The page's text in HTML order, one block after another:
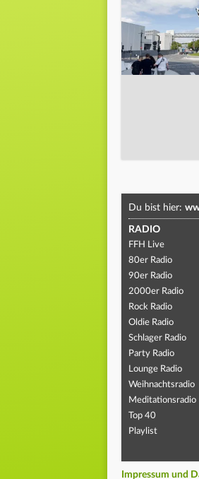
Du bist hier:
RADIO
FFH Live
80er Radio
90er Radio
2000er Radio
Rock Radio
Oldie Radio
Schlager Radio
Party Radio
Lounge Radio
Weihnachtsradio
Meditationsradio
Top 40
Playlist
Impressum und